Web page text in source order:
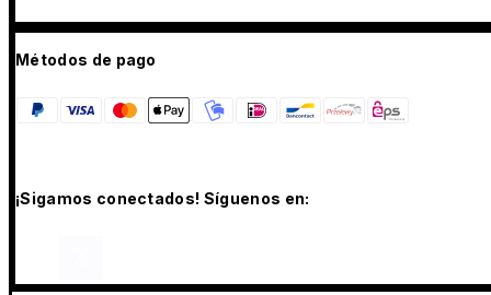
Métodos de pago
¡Sigamos conectados! Síguenos en: